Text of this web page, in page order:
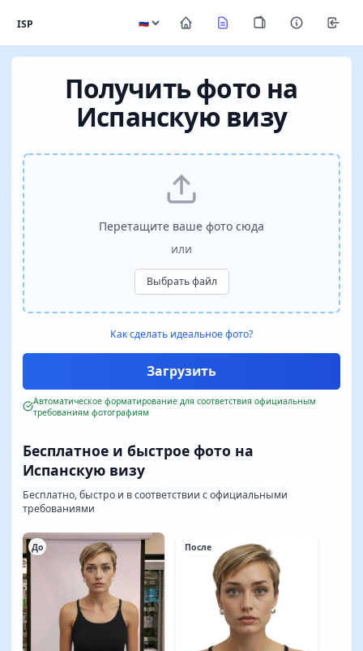
ISP
Получить фото на
Испанскую визу
Бесплатное и быстрое фото на
Испанскую визу
Бесплатно, быстро и в соответствии с официальными
требованиями
До После
Перетащите ваше фото сюда
или
Выбрать файл
Как сделать идеальное фото?
Автоматическое форматирование для соответствия официальным
требованиям фотографиям